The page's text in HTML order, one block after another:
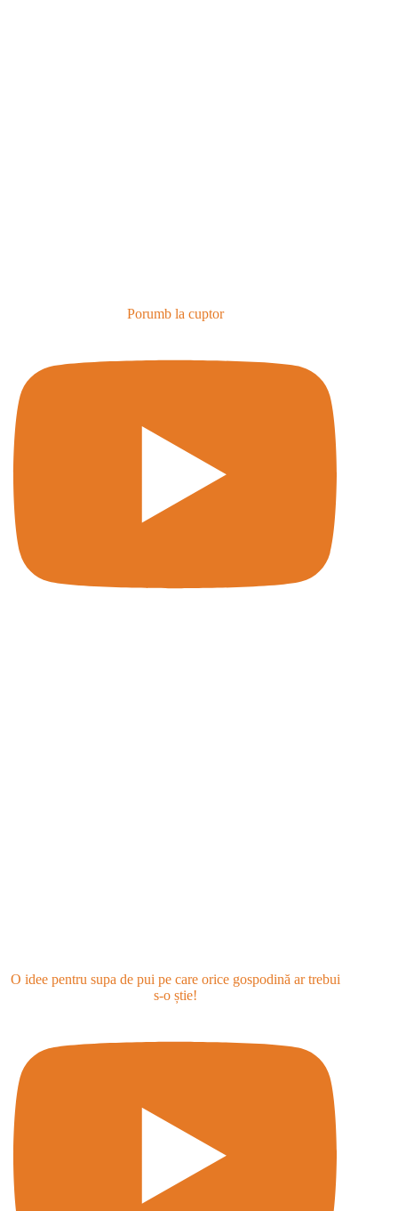
Porumb la cuptor
O idee pentru supa de pui pe care orice gospodină ar trebui
s-o știe!